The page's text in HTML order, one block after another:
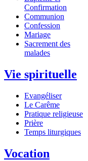
Confirmation
Communion
Confession
Mariage
Sacrement des
malades
Vie spirituelle
Evangéliser
Le Carême
Pratique religieuse
Prière
Temps liturgiques
Vocation